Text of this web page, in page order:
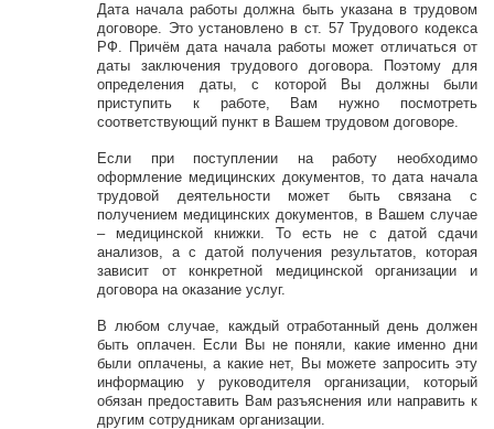
Дата начала работы должна быть указана в трудовом
договоре. Это установлено в ст. 57 Трудового кодекса
РФ. Причём дата начала работы может отличаться от
даты заключения трудового договора. Поэтому для
определения даты, с которой Вы должны были
приступить к работе, Вам нужно посмотреть
соответствующий пункт в Вашем трудовом договоре.
Если при поступлении на работу необходимо
оформление медицинских документов, то дата начала
трудовой деятельности может быть связана с
получением медицинских документов, в Вашем случае
– медицинской книжки. То есть не с датой сдачи
анализов, а с датой получения результатов, которая
зависит от конкретной медицинской организации и
договора на оказание услуг.
В любом случае, каждый отработанный день должен
быть оплачен. Если Вы не поняли, какие именно дни
были оплачены, а какие нет, Вы можете запросить эту
информацию у руководителя организации, который
обязан предоставить Вам разъяснения или направить к
другим сотрудникам организации.